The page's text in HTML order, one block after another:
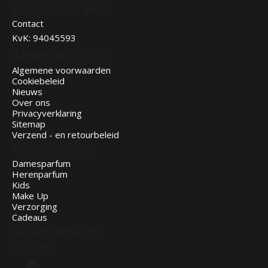
Contact
KvK: 94045593
Algemene voorwaarden
Cookiebeleid
Nieuws
Over ons
Privacyverklaring
Sitemap
Verzend - en retourbeleid
Damesparfum
Herenparfum
Kids
Make Up
Verzorging
Cadeaus